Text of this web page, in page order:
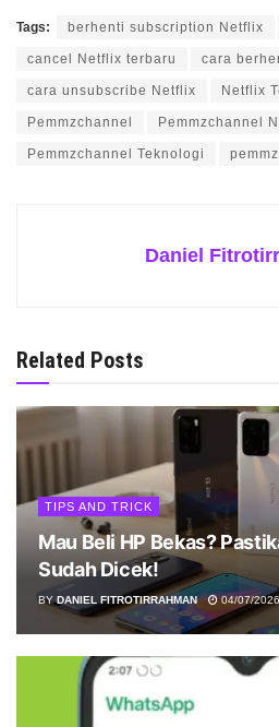
Tags: berhenti subscription Netflix
cancel Netflix terbaru cara
cara unsubscribe Netflix Netflix
Pemmzchannel Pemmzchannel
Pemmzchannel Teknologi
Daniel
Related Posts
TIPS AND TRICK
Mau Beli HP Bekas?
Sudah Dicek!
BY DANIEL FITROTIRRAHMAN 04/07/2026